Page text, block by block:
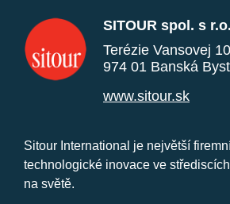
SITOUR spol. s r.o.
Terézie Vansovej 10
974 01 Banská
www.sitour.sk
Sitour International je největší
technologické inovace ve
na světě.